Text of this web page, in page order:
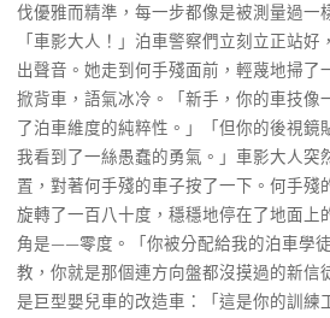
伐優雅而精準，每一步都像是被測量過一
「車影大人！」泊車警察們立刻立正站
出聲音。她走到何手殘面前，輕蔑地掃了
掀背車，語氣冰冷。「新手，你的車技像
了泊車維度的純粹性。」「但你的後視
我看到了一絲愚蠢的勇氣。」車影大人突
置，對著何手殘的車子按了一下。何手殘
旋轉了一百八十度，穩穩地停在了地面上
角是——零度。「你被分配給我的泊車學
教，你就是那個連方向盤都沒摸過的新信
是巨型嬰兒車的改造車：「這是你的訓練